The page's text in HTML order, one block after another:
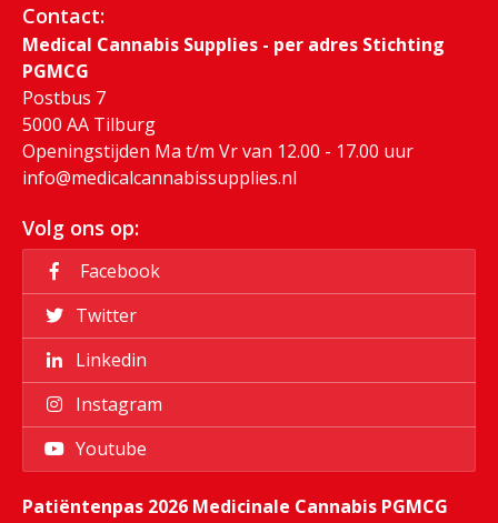
Contact:
Medical Cannabis Supplies - per adres Stichting
PGMCG
Postbus 7
5000 AA Tilburg
Openingstijden Ma t/m Vr van 12.00 - 17.00 uur
info@medicalcannabissupplies.nl
Volg ons op:
Facebook
Twitter
Linkedin
Instagram
Youtube
Patiëntenpas 2026 Medicinale Cannabis PGMCG